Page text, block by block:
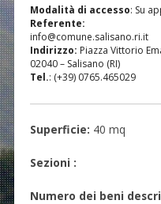
Modalità di accesso: Su
Referente:
info@comune.salisano.ri.it
Indirizzo: Piazza Vittorio
02040 – Salisano (RI)
Tel.: (+39) 0765.465029
Superficie: 40 mq
Sezioni :
Numero dei beni